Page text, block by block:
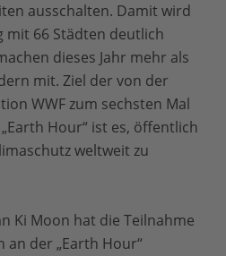
ausschalten. Damit wird
mit 66 Städten deutlich
dieses Jahr mehr als
mit. Ziel der von der
WWF zum sechsten Mal
Hour“ ist es, öffentlich
weltweit zu
Ki Moon hat die Teilnahme
der „Earth Hour“